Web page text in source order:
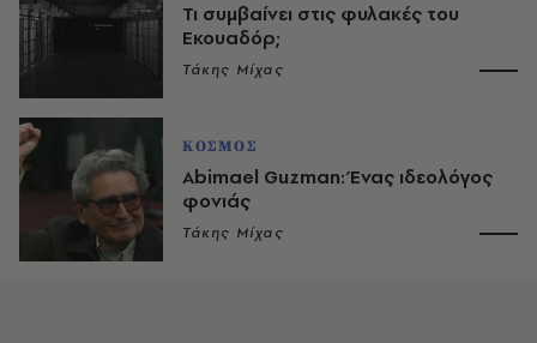
Τι συμβαίνει στις φυλακές του
Εκουαδόρ;
Τάκης Μίχας
ΚΟΣΜΟΣ
Abimael Guzman: Ένας ιδεολόγος
φονιάς
Τάκης Μίχας